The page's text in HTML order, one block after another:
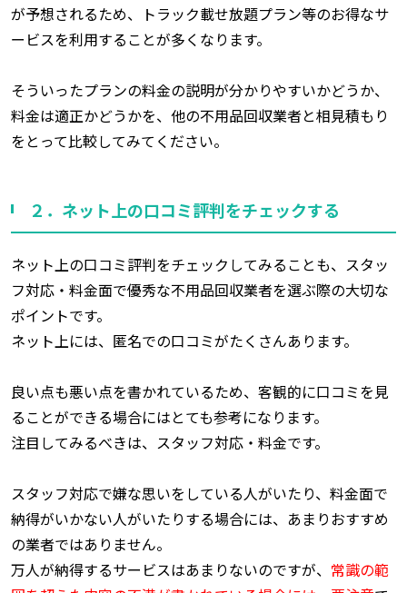
が予想されるため、トラック載せ放題プラン等のお得なサ
ービスを利用することが多くなります。
そういったプランの料金の説明が分かりやすいかどうか、
料金は適正かどうかを、他の不用品回収業者と相見積もり
をとって比較してみてください。
２．ネット上の口コミ評判をチェックする
ネット上の口コミ評判をチェックしてみることも、スタッ
フ対応・料金面で優秀な不用品回収業者を選ぶ際の大切な
ポイントです。
ネット上には、匿名での口コミがたくさんあります。
良い点も悪い点を書かれているため、客観的に口コミを見
ることができる場合にはとても参考になります。
注目してみるべきは、スタッフ対応・料金です。
スタッフ対応で嫌な思いをしている人がいたり、料金面で
納得がいかない人がいたりする場合には、あまりおすすめ
の業者ではありません。
万人が納得するサービスはあまりないのですが、 常識の範